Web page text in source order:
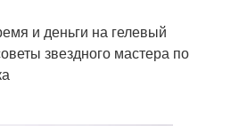
и деньги на гелевый
звездного мастера по